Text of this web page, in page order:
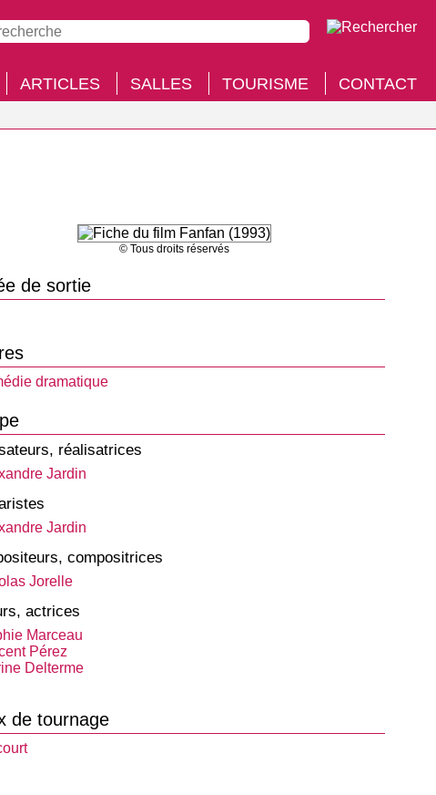
ARTICLES SALLES TOURISME CONTACT
© Tous droits réservés
de sortie
dramatique
réalisatrices
Jardin
Jardin
compositrices
Jorelle
actrices
Marceau
Pérez
Delterme
de tournage